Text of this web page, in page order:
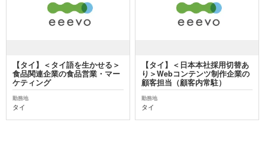
【タイ】＜タイ語を生かせる＞
食品関連企業の食品営業・マー
ケティング
勤務地
タイ
【タイ】＜日本本社採用切替あ
り＞Webコンテンツ制作企業の
顧客担当（顧客内常駐）
勤務地
タイ